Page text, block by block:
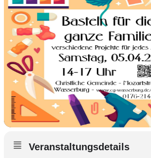
Veranstaltungsdetails